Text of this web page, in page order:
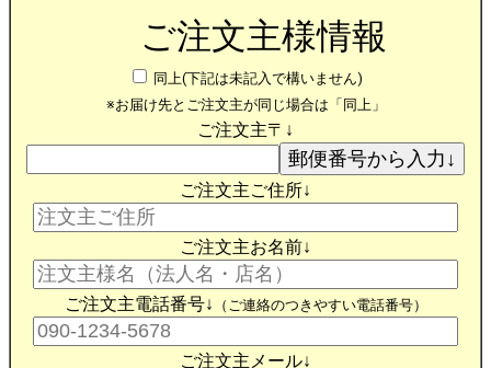
ご注文主様情報
同上(下記は未記入で構いません)
※お届け先とご注文主が同じ場合は「同上」
ご注文主〒↓
ご注文主ご住所↓
ご注文主お名前↓
ご注文主電話番号↓ （ご連絡のつきやすい電話番号）
ご注文主メール↓